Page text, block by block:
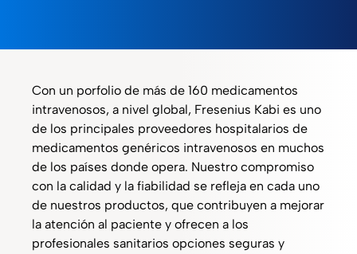
Con un porfolio de más de 160 medicamentos
intravenosos, a nivel global, Fresenius Kabi es uno
de los principales proveedores hospitalarios de
medicamentos genéricos intravenosos en muchos
de los países donde opera. Nuestro compromiso
con la calidad y la fiabilidad se refleja en cada uno
de nuestros productos, que contribuyen a mejorar
la atención al paciente y ofrecen a los
profesionales sanitarios opciones seguras y